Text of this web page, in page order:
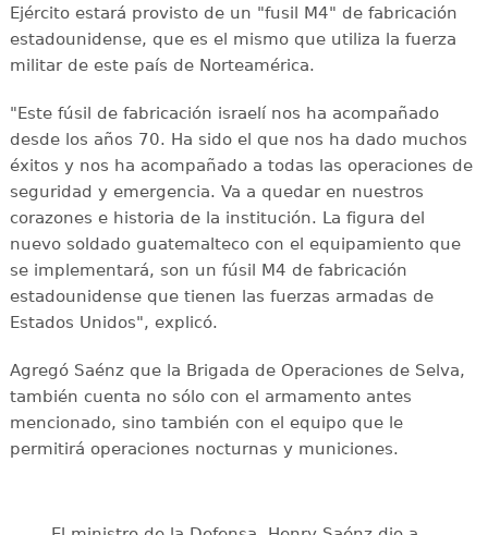
Ejército estará provisto de un "fusil M4" de fabricación
estadounidense, que es el mismo que utiliza la fuerza
militar de este país de Norteamérica.
"Este fúsil de fabricación israelí nos ha acompañado
desde los años 70. Ha sido el que nos ha dado muchos
éxitos y nos ha acompañado a todas las operaciones de
seguridad y emergencia. Va a quedar en nuestros
corazones e historia de la institución. La figura del
nuevo soldado guatemalteco con el equipamiento que
se implementará, son un fúsil M4 de fabricación
estadounidense que tienen las fuerzas armadas de
Estados Unidos", explicó.
Agregó Saénz que la Brigada de Operaciones de Selva,
también cuenta no sólo con el armamento antes
mencionado, sino también con el equipo que le
permitirá operaciones nocturnas y municiones.